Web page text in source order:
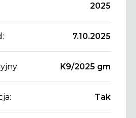
2025
7.10.2025
K9/2025 gm
Tak